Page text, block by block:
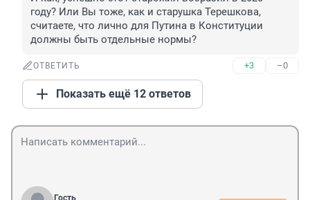
году? Или Вы тоже, как и старушка Терешкова,
считаете, что лично для Путина в Конституции
должны быть отдельные нормы?
ОТВЕТИТЬ +3 –0
Показать ещё 12 ответов
Гость